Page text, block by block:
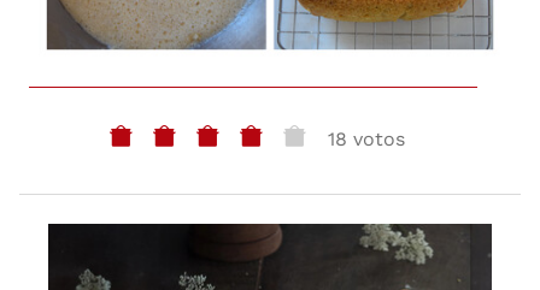
18 votos